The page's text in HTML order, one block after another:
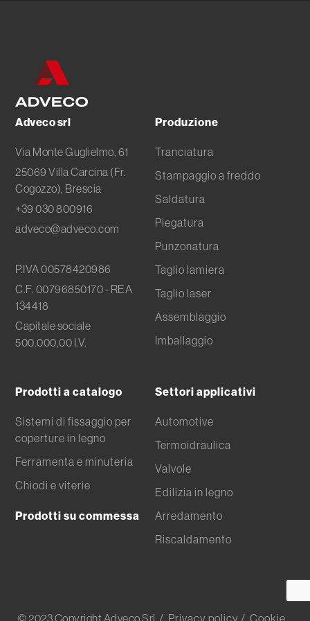
Adveco srl
Via Monte Guglielmo, 61
25069 Villa Carcina (Fr.
Cogozzo), Brescia
+39 030 800916
adveco@adveco.com
P.IVA 00578420986
C.F. 00796850170 - REA
134418
Capitale sociale
500.000,00 I.V.
Produzione
Tranciatura
Stampaggio a freddo
Saldatura
Piegatura
Punzonatura
Taglio lamiera
Taglio laser
Assemblaggio
Imballaggio
Prodotti a catalogo
Sistemi di fissaggio per
coperture in legno
Ferramenta e minuteria
Chiodi e viterie
Prodotti su commessa
Settori applicativi
Automotive
Termoidraulica
Valvole
Edilizia in legno
Arredamento
Riscaldamento